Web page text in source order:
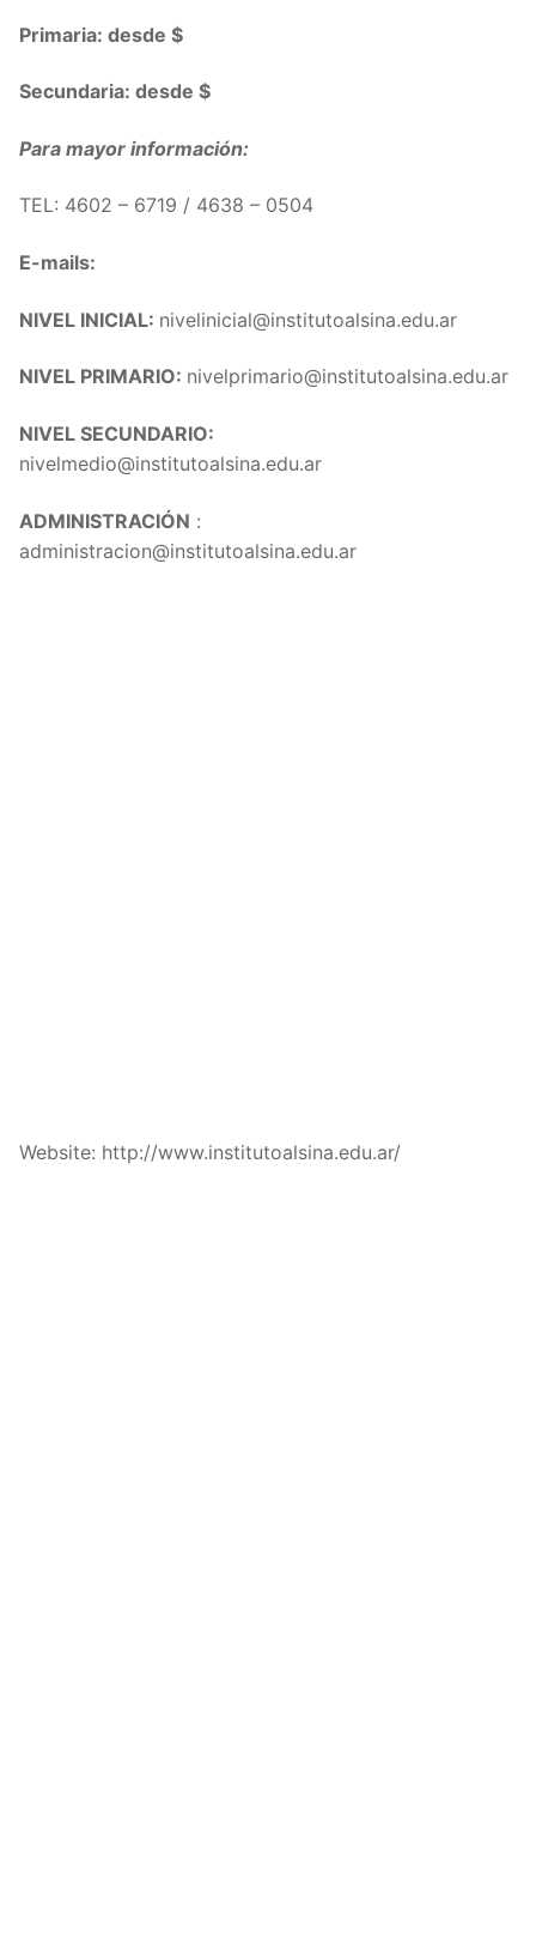
Primaria: desde $
Secundaria: desde $
Para mayor información:
TEL: 4602 – 6719 / 4638 – 0504
E-mails:
NIVEL INICIAL: nivelinicial@institutoalsina.edu.ar
NIVEL PRIMARIO: nivelprimario@institutoalsina.edu.ar
NIVEL SECUNDARIO:
nivelmedio@institutoalsina.edu.ar
ADMINISTRACIÓN :
administracion@institutoalsina.edu.ar
Website: http://www.institutoalsina.edu.ar/